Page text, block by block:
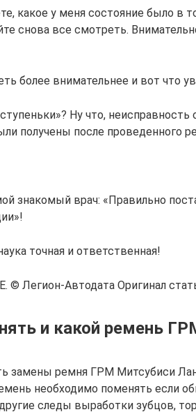
какое у меня состояние было в
снова все смотреть.
более внимательнее и вот что
Ну что,
получены после проведенного
знакомый врач: «Правильно
точная и ответственная!
© Легион-Автодата Оригинал
и какой ремень
замены ремня ГРМ Митсубиси
необходимо поменять если
следы выработки зубцов,